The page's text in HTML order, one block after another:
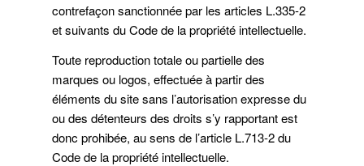
contrefaçon sanctionnée par les articles L.335-2
et suivants du Code de la propriété intellectuelle.
Toute reproduction totale ou partielle des
marques ou logos, effectuée à partir des
éléments du site sans l’autorisation expresse du
ou des détenteurs des droits s’y rapportant est
donc prohibée, au sens de l’article L.713-2 du
Code de la propriété intellectuelle.